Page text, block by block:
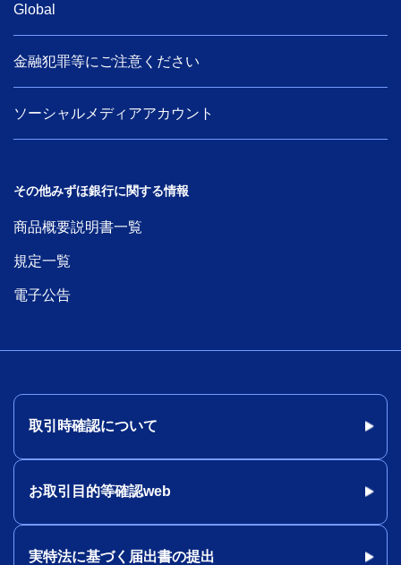
Global
金融犯罪等にご注意ください
ソーシャルメディアアカウント
その他みずほ銀行に関する情報
商品概要説明書一覧
規定一覧
電子公告
取引時確認について
お取引目的等確認web
実特法に基づく届出書の提出